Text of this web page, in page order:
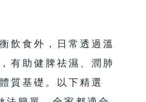
飲食外，日常透過溫
有助健脾祛濕、潤肺
質基礎。以下精選